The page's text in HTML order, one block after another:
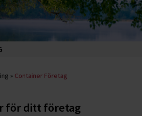
» Container Företag
för ditt företag